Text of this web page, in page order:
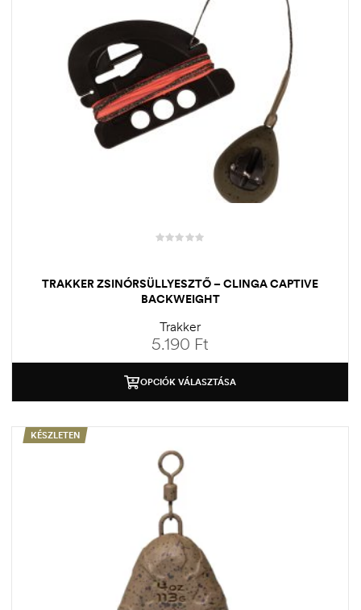
TRAKKER ZSINÓRSÜLLYESZTŐ – CLINGA CAPTIVE
BACKWEIGHT
Trakker
5.190 Ft
OPCIÓK VÁLASZTÁSA
KÉSZLETEN